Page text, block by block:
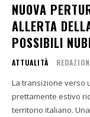
NUOVA
ALLERTA
POSSIBILI
ATTUALITÀ
La transizione verso
prettamente estivo
territorio italiano.